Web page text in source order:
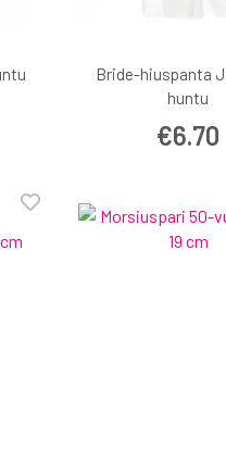
Bride-hiuspanta
huntu
€6.70